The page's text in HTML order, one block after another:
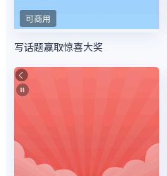
可商用
写话题赢取惊喜大奖